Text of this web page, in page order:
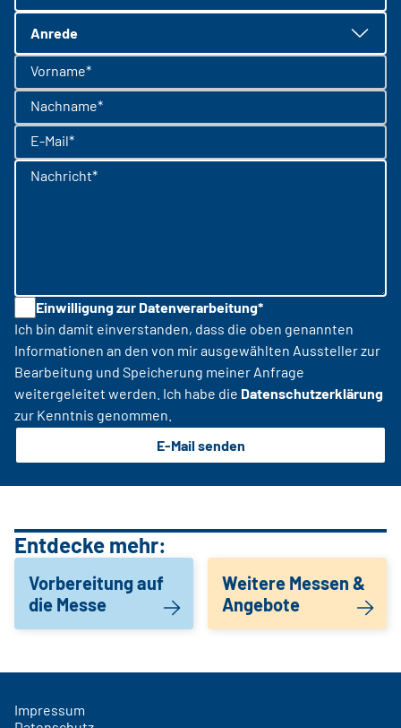
Anrede
Vorname*
Nachname*
E-Mail*
Nachricht*
Einwilligung zur Datenverarbeitung*
Ich bin damit einverstanden, dass die oben genannten
Informationen an den von mir ausgewählten Aussteller zur
Bearbeitung und Speicherung meiner Anfrage
weitergeleitet werden. Ich habe die Datenschutzerklärung
zur Kenntnis genommen.
E-Mail senden
Entdecke mehr:
Vorbereitung auf
die Messe
Weitere Messen &
Angebote
Impressum